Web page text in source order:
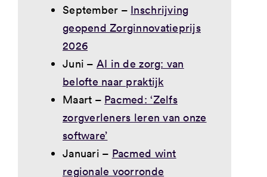
September – Inschrijving
geopend Zorginnovatieprijs
2026
Juni – AI in de zorg: van
belofte naar praktijk
Maart – Pacmed: ‘Zelfs
zorgverleners leren van onze
software’
Januari – Pacmed wint
regionale voorronde